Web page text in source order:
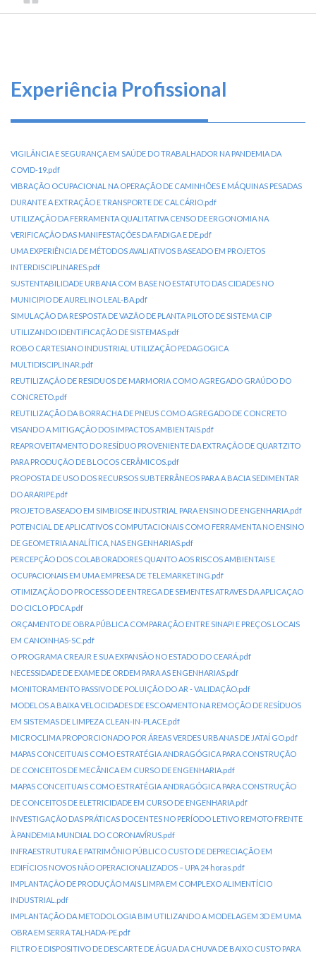
O
Fale
Conosco
Transparência
e
Prestação
de
Contas
TRILHA
CONSELHO
FEDERAL
Experiência Profissional
VIGILÂNCIA E SEGURANÇA EM SAÚDE DO TRABALHADOR NA PANDEMIA DA
COVID-19.pdf
VIBRAÇÃO OCUPACIONAL NA OPERAÇÃO DE CAMINHÕES E MÁQUINAS PESADAS
DURANTE A EXTRAÇÃO E TRANSPORTE DE CALCÁRIO.pdf
UTILIZAÇÃO DA FERRAMENTA QUALITATIVA CENSO DE ERGONOMIA NA
VERIFICAÇÃO DAS MANIFESTAÇÕES DA FADIGA E DE.pdf
UMA EXPERIÊNCIA DE MÉTODOS AVALIATIVOS BASEADO EM PROJETOS
INTERDISCIPLINARES.pdf
SUSTENTABILIDADE URBANA COM BASE NO ESTATUTO DAS CIDADES NO
MUNICIPIO DE AURELINO LEAL-BA.pdf
SIMULAÇÃO DA RESPOSTA DE VAZÃO DE PLANTA PILOTO DE SISTEMA CIP
UTILIZANDO IDENTIFICAÇÃO DE SISTEMAS.pdf
ROBO CARTESIANO INDUSTRIAL UTILIZAÇÃO PEDAGOGICA
MULTIDISCIPLINAR.pdf
REUTILIZAÇÃO DE RESIDUOS DE MARMORIA COMO AGREGADO GRAÚDO DO
CONCRETO.pdf
REUTILIZAÇÃO DA BORRACHA DE PNEUS COMO AGREGADO DE CONCRETO
VISANDO A MITIGAÇÃO DOS IMPACTOS AMBIENTAIS.pdf
REAPROVEITAMENTO DO RESÍDUO PROVENIENTE DA EXTRAÇÃO DE QUARTZITO
PARA PRODUÇÃO DE BLOCOS CERÂMICOS.pdf
PROPOSTA DE USO DOS RECURSOS SUBTERRÂNEOS PARA A BACIA SEDIMENTAR
DO ARARIPE.pdf
PROJETO BASEADO EM SIMBIOSE INDUSTRIAL PARA ENSINO DE ENGENHARIA.pdf
POTENCIAL DE APLICATIVOS COMPUTACIONAIS COMO FERRAMENTA NO ENSINO
DE GEOMETRIA ANALÍTICA, NAS ENGENHARIAS.pdf
PERCEPÇÃO DOS COLABORADORES QUANTO AOS RISCOS AMBIENTAIS E
OCUPACIONAIS EM UMA EMPRESA DE TELEMARKETING.pdf
OTIMIZAÇÃO DO PROCESSO DE ENTREGA DE SEMENTES ATRAVES DA APLICAÇAO
DO CICLO PDCA.pdf
ORÇAMENTO DE OBRA PÚBLICA COMPARAÇÃO ENTRE SINAPI E PREÇOS LOCAIS
EM CANOINHAS-SC.pdf
O PROGRAMA CREAJR E SUA EXPANSÃO NO ESTADO DO CEARÁ.pdf
NECESSIDADE DE EXAME DE ORDEM PARA AS ENGENHARIAS.pdf
MONITORAMENTO PASSIVO DE POLUIÇÃO DO AR - VALIDAÇÃO.pdf
MODELOS A BAIXA VELOCIDADES DE ESCOAMENTO NA REMOÇÃO DE RESÍDUOS
EM SISTEMAS DE LIMPEZA CLEAN-IN-PLACE.pdf
MICROCLIMA PROPORCIONADO POR ÁREAS VERDES URBANAS DE JATAÍ GO.pdf
MAPAS CONCEITUAIS COMO ESTRATÉGIA ANDRAGÓGICA PARA CONSTRUÇÃO
DE CONCEITOS DE MECÂNICA EM CURSO DE ENGENHARIA.pdf
MAPAS CONCEITUAIS COMO ESTRATÉGIA ANDRAGÓGICA PARA CONSTRUÇÃO
DE CONCEITOS DE ELETRICIDADE EM CURSO DE ENGENHARIA.pdf
INVESTIGAÇÃO DAS PRÁTICAS DOCENTES NO PERÍODO LETIVO REMOTO FRENTE
À PANDEMIA MUNDIAL DO CORONAVÍRUS.pdf
INFRAESTRUTURA E PATRIMÔNIO PÚBLICO CUSTO DE DEPRECIAÇÃO EM
EDIFÍCIOS NOVOS NÃO OPERACIONALIZADOS – UPA 24 horas.pdf
IMPLANTAÇÃO DE PRODUÇÃO MAIS LIMPA EM COMPLEXO ALIMENTÍCIO
INDUSTRIAL.pdf
IMPLANTAÇÃO DA METODOLOGIA BIM UTILIZANDO A MODELAGEM 3D EM UMA
OBRA EM SERRA TALHADA-PE.pdf
FILTRO E DISPOSITIVO DE DESCARTE DE ÁGUA DA CHUVA DE BAIXO CUSTO PARA